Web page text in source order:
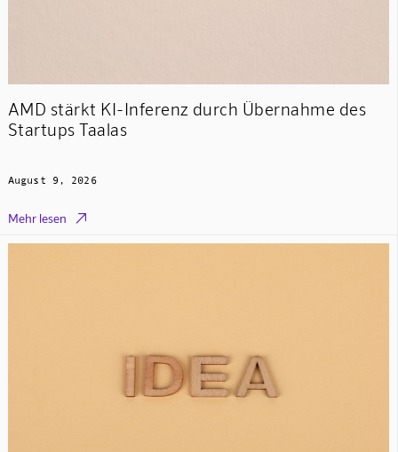
AMD stärkt KI-Inferenz durch Übernahme des
Startups Taalas
August 9, 2026
Mehr lesen 